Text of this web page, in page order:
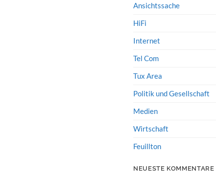
Ansichtssache
HiFi
Internet
Tel Com
Tux Area
Politik und Gesellschaft
Medien
Wirtschaft
Feuillton
NEUESTE KOMMENTARE